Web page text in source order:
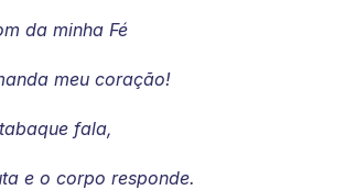
da minha Fé
meu coração!
fala,
e o corpo responde.